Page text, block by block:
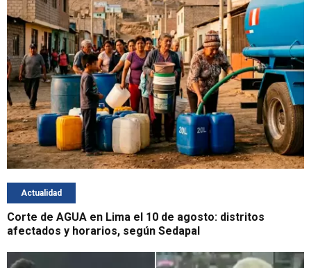
Actualidad
Corte de AGUA en Lima el 10 de agosto: distritos
afectados y horarios, según Sedapal